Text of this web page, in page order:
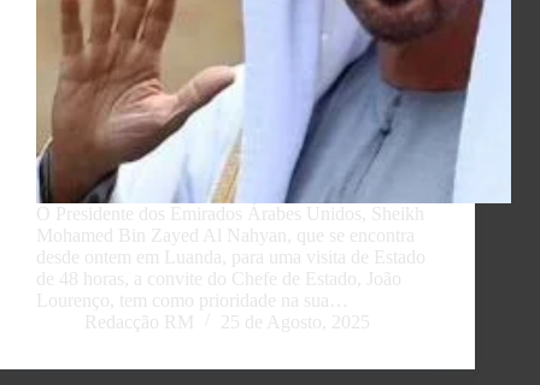
O Presidente dos Emirados Árabes Unidos, Sheikh
Mohamed Bin Zayed Al Nahyan, que se encontra
desde ontem em Luanda, para uma visita de Estado
de 48 horas, a convite do Chefe de Estado, João
Lourenço, tem como prioridade na sua…
Redacção RM
25 de Agosto, 2025